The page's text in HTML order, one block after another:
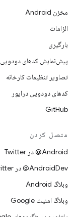
مخزن Android
الزامات
بارگیری
پیش‌نمایش کدهای دودویی
تصاویر تنظیمات کارخانه
کدهای دودویی درایور
GitHub
متصل کردن
Android@ در Twitter
AndroidDev@ در Twitter
وبلاگ Android
وبلاگ امنیت Google